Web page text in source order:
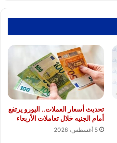
تحديث أسعار العملات.. اليورو يرتفع
أمام الجنيه خلال تعاملات الأربعاء
5 أغسطس، 2026